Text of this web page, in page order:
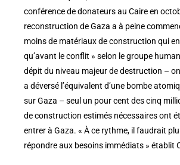
conférence de donateurs au Caire en
reconstruction de Gaza a à peine
moins de matériaux de construction qui
qu’avant le conflit » selon le groupe
dépit du niveau majeur de destruction – on
a déversé l’équivalent d’une bombe
sur Gaza – seul un pour cent des cinq
de construction estimés nécessaires ont
entrer à Gaza. « À ce rythme, il faudrait
répondre aux besoins immédiats » établit